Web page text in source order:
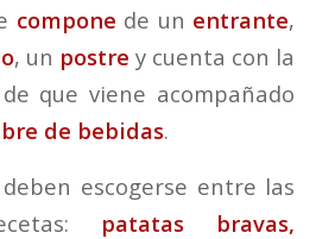
compone de un entrante,
, un postre y cuenta con la
que viene acompañado
de bebidas.
deben escogerse entre las
patatas bravas,